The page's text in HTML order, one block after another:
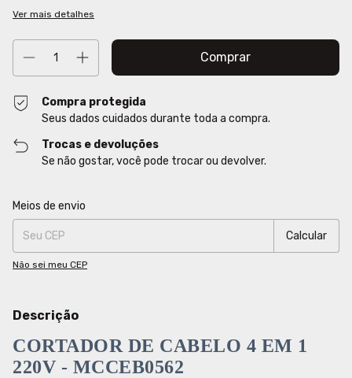
Ver mais detalhes
Compra protegida
Seus dados cuidados durante toda a compra.
Trocas e devoluções
Se não gostar, você pode trocar ou devolver.
Entregas para o CEP:
Meios de envio
Calcular
Não sei meu CEP
Descrição
CORTADOR DE CABELO 4 EM 1
220V - MCCEB0562